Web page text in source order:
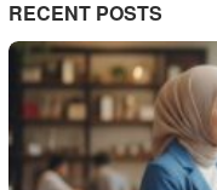
RECENT POSTS